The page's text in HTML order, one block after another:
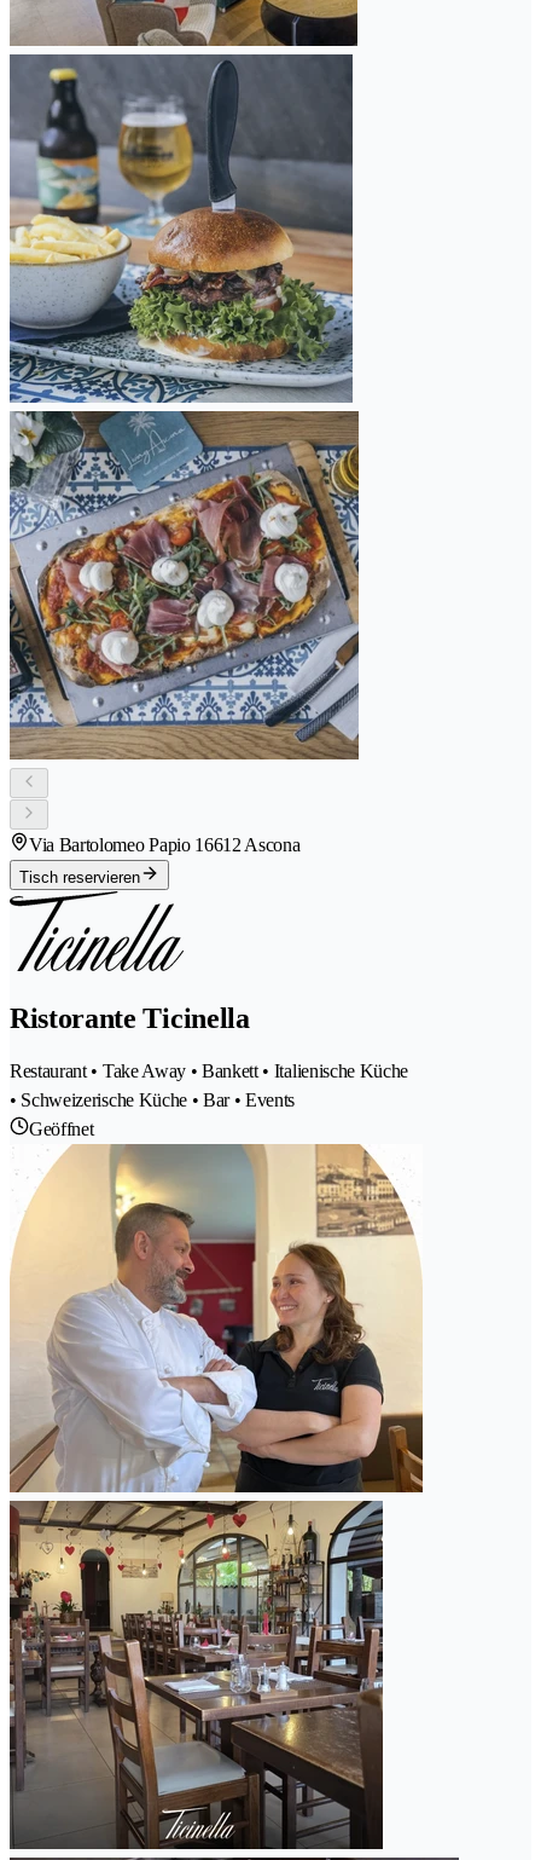
Via Bartolomeo Papio 16612 Ascona
Tisch reservieren
Ristorante Ticinella
Restaurant • Take Away • Bankett • Italienische Küche
• Schweizerische Küche • Bar • Events
Geöffnet